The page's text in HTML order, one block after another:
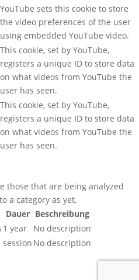
YouTube sets this cookie to store
the video preferences of the user
using embedded YouTube video.
This cookie, set by YouTube,
registers a unique ID to store data
on what videos from YouTube the
user has seen.
This cookie, set by YouTube,
registers a unique ID to store data
on what videos from YouTube the
user has seen.
those that are being analyzed
a category as yet.
Dauer Beschreibung
1 year
No description
session No description